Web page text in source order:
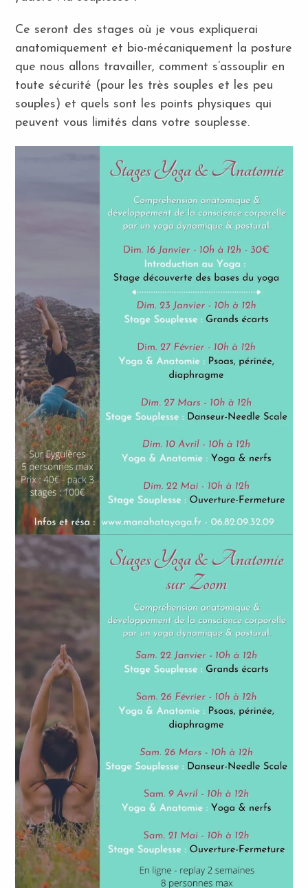
Ce seront des stages où je vous expliquerai
anatomiquement et bio-mécaniquement la posture
que nous allons travailler, comment s’assouplir en
toute sécurité (pour les très souples et les peu
souples) et quels sont les points physiques qui
peuvent vous limités dans votre souplesse.